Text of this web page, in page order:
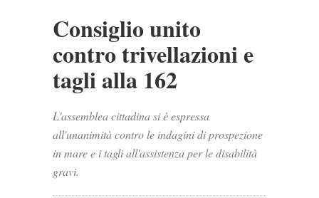
Consiglio unito
contro trivellazioni e
tagli alla 162
L'assemblea cittadina si è espressa
all'unanimità contro le indagini di prospezione
in mare e i tagli all'assistenza per le disabilità
gravi.